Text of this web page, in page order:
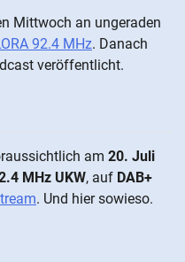
Mitt­woch an un­ge­ra­den
92.4 MHz. Da­nach
ver­öffentlicht.
am 20. Juli
MHz UKW, auf DAB+
. Und hier sowieso.